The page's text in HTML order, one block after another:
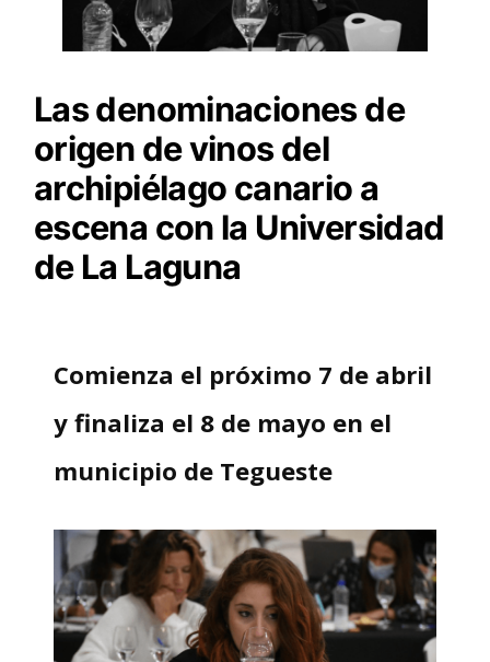
Las denominaciones de
origen de vinos del
archipiélago canario a
escena con la Universidad
de La Laguna
Comienza el próximo 7 de abril
y finaliza el 8 de mayo en el
municipio de Tegueste